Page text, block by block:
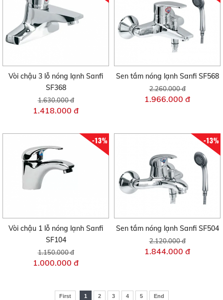
Vòi chậu 3 lỗ nóng lạnh Sanfi
SF368
1.630.000 đ
1.418.000 đ
Sen tắm nóng lạnh Sanfi SF568
2.260.000 đ
1.966.000 đ
-13%
Vòi chậu 1 lỗ nóng lạnh Sanfi
SF104
1.150.000 đ
1.000.000 đ
-13%
Sen tắm nóng lạnh Sanfi SF504
2.120.000 đ
1.844.000 đ
First 1 2 3 4 5 End